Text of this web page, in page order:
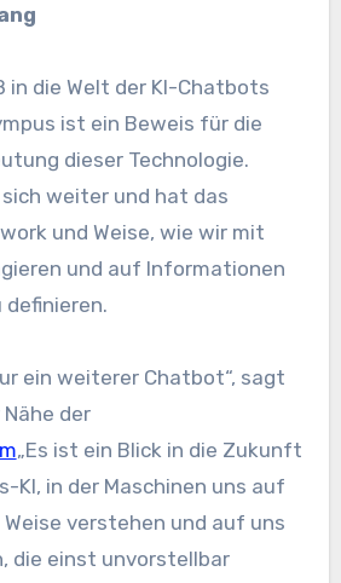
in die Welt der KI-Chatbots
ist ein Beweis für die
dieser Technologie.
weiter und hat das
und Weise, wie wir mit
und auf Informationen
definieren.
ein weiterer Chatbot“, sagt
der
„Es ist ein Blick in die Zukunft
KI, in der Maschinen uns auf
verstehen und auf uns
die einst unvorstellbar